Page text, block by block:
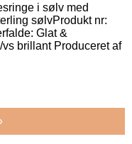
i sølv med
sølvProdukt nr:
Glat &
brillant Produceret af